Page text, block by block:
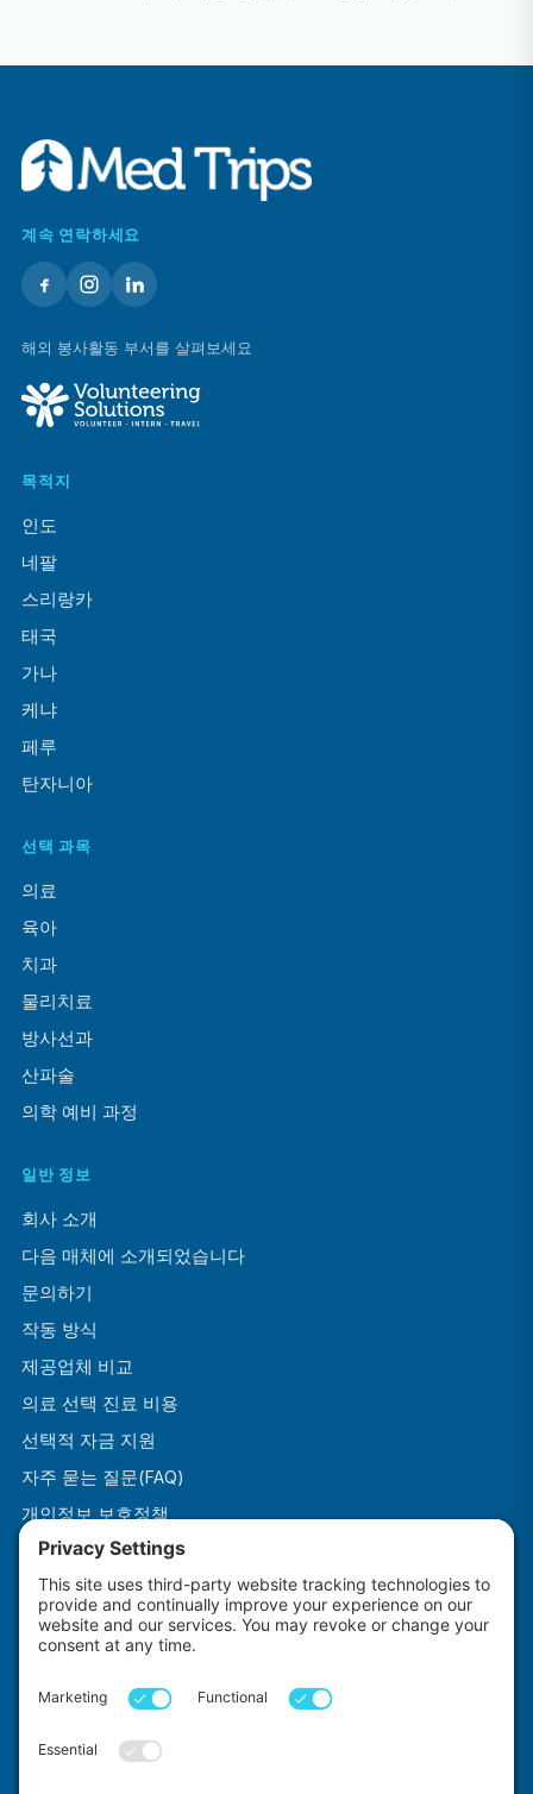
계속 연락하세요
해외 봉사활동 부서를 살펴보세요
목적지
인도
네팔
스리랑카
태국
가나
케냐
페루
탄자니아
선택 과목
의료
육아
치과
물리치료
방사선과
산파술
의학 예비 과정
일반 정보
회사 소개
다음 매체에 소개되었습니다
문의하기
작동 방식
제공업체 비교
의료 선택 진료 비용
선택적 자금 지원
자주 묻는 질문(FAQ)
개인정보 보호정책
이용약관
쿠키 정책